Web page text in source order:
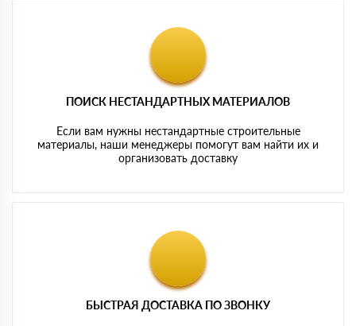
ПОИСК НЕСТАНДАРТНЫХ МАТЕРИАЛОВ
Если вам нужны нестандартные строительные
материалы, наши менеджеры помогут вам найти их и
организовать доставку
БЫСТРАЯ ДОСТАВКА ПО ЗВОНКУ